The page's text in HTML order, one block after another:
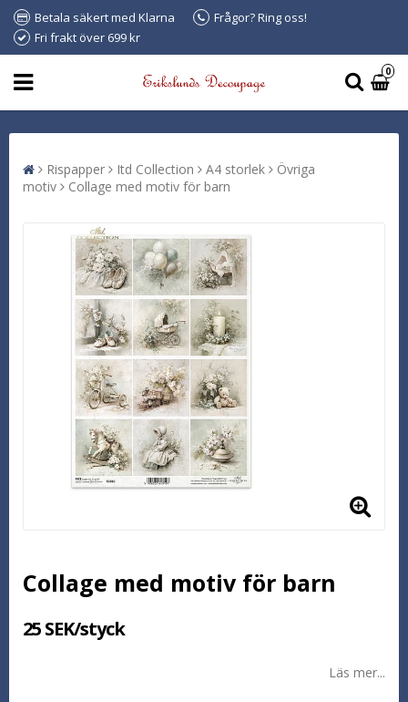
Betala säkert med Klarna
Frågor? Ring oss!
Fri frakt över 699 kr
0
Rispapper Itd Collection A4 storlek
Övriga
motiv
Collage med motiv för barn
Collage med motiv för barn
25 SEK/styck
Läs mer...